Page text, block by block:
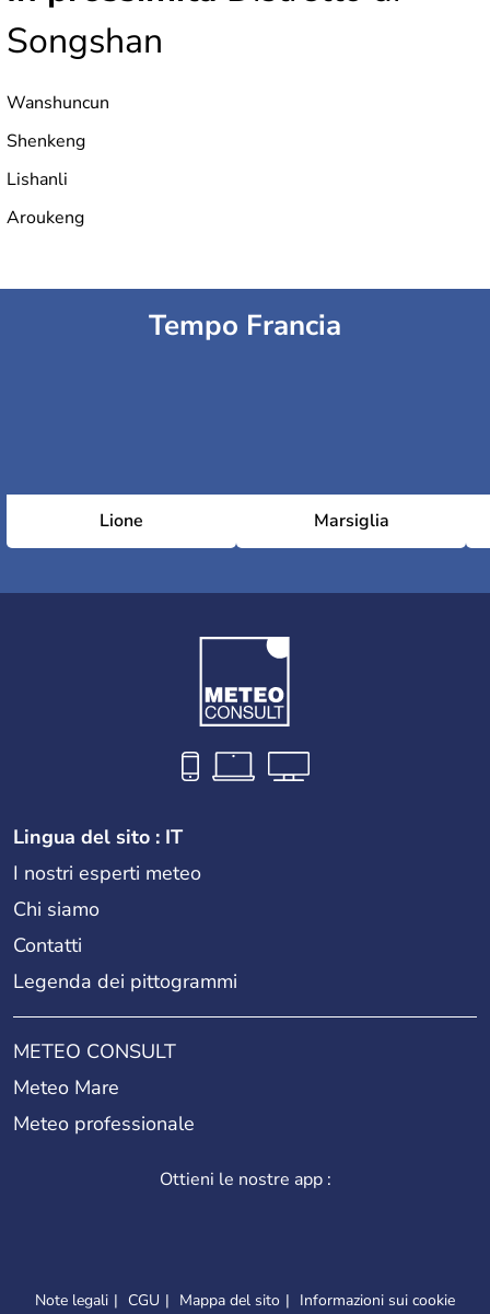
Songshan
Wanshuncun
Shenkeng
Lishanli
Aroukeng
Tempo Francia
Lione Marsiglia
Lingua del sito : IT
I nostri esperti meteo
Chi siamo
Contatti
Legenda dei pittogrammi
METEO CONSULT
Meteo Mare
Meteo professionale
Ottieni le nostre app :
Note legali CGU Mappa del sito Informazioni sui cookie